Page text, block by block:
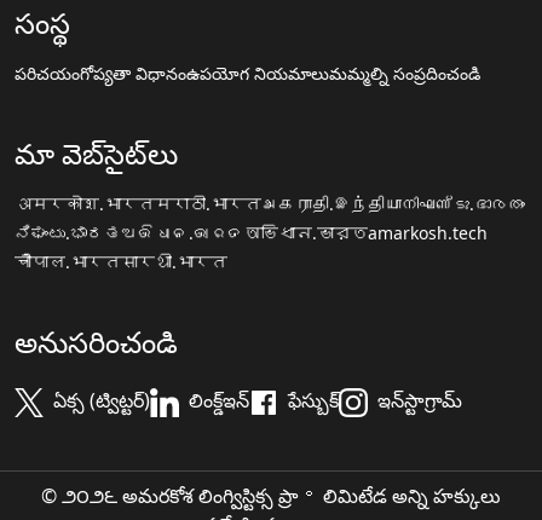
సంస్థ
పరిచయంగోప్యతా విధానంఉపయోగ నియమాలుమమ్మల్ని సంప్రదించండి
మా వెబ్‌సైట్‌లు
अमरकोश.भारतमराठी.भारतஅகராதி.இந்தியாനിഘണ്ടു.ഭാരതം
ನಿಘಂಟು.ಭಾರತ ଅଭିଧାନ.ଭାରତ অভিধান.ভারতamarkosh.tech
चौपाल.भारतसारथी.भारत
అనుసరించండి
ఏక్స (ట్విట్టర్) లింక్డ్ఇన్ ఫేస్బుక్ ఇన్‌స్టాగ్రామ్
© ౨౦౨౬ అమరకోశ లింగ్విస్టిక్స ప్రా॰ లిమిటేడ అన్ని హక్కులు